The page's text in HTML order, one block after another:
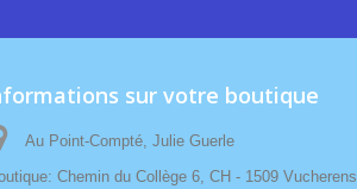
sur votre boutique
Au Point-Compté, Julie Guerle
Chemin du Collège 6, CH - 1509 Vucherens